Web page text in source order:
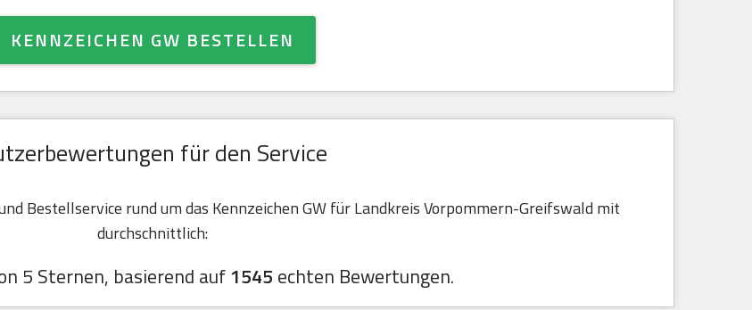
KENNZEICHEN GW BESTELLEN
für den Service
Bestellservice rund um das Kennzeichen GW für Landkreis Vorpommern-Greifswald mit
durchschnittlich:
5 Sternen, basierend auf1545 echten Bewertungen.